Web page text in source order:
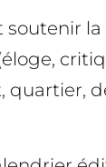
soutenir
quartier,